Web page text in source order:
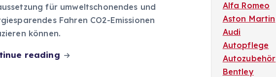
für umweltschonendes und
Fahren CO2-Emissionen
können.
reading
Alfa Romeo
Aston Martin
Audi
Autopflege
Autozubehör
Bentley